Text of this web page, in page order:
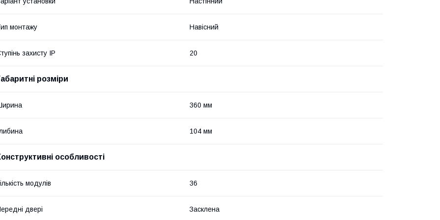
монтажу Навісний
захисту IP 20
розміри
360 мм
104 мм
особливості
модулів 36
двері Засклена